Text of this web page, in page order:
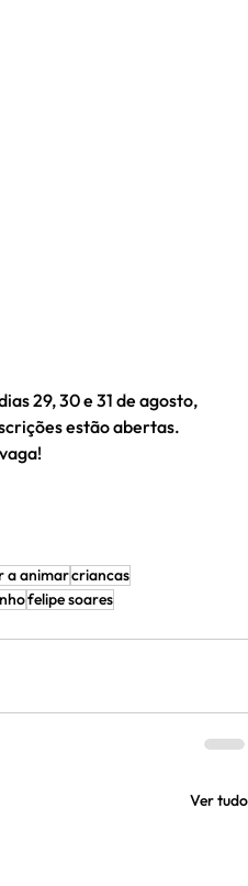
29, 30 e 31 de agosto,
estão abertas.
a animarcriancas
felipe soares
Ver tudo